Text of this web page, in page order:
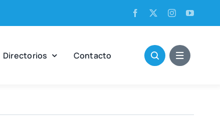
Direc­to­rios Con­tac­to